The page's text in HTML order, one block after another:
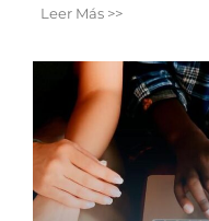
Leer Más >>